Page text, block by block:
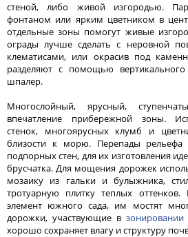
стеной, либо живой изгородью.
фонтаном или ярким цветником в
отдельные зоны помогут живые
ограды лучше сделать с неровной
клематисами, или окрасив под
разделяют с помощью
шпалер.
Многослойный, ярусный,
впечатление прибережной зоны.
стенок, многоярусных клумб и
близости к морю. Перепады рельефа
подпорных стен, для их изготовления
брусчатка. Для мощения дорожек
мозаику из гальки и булыжника,
тротуарную плитку теплых
элемент южного сада, им мостят
дорожки, участвующие взонировании
хорошо сохраняет влагу и структуру